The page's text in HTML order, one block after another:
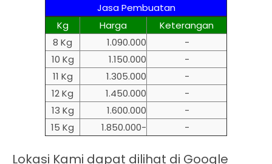
Jasa Pembuatan
Kg
Harga
Keterangan
8 Kg
1.090.000
-
10 Kg
1.150.000
-
11 Kg
1.305.000
-
12 Kg
1.450.000
-
13 Kg
1.600.000
-
15 Kg
1.850.000- -
Lokasi Kami dapat dilihat di Google